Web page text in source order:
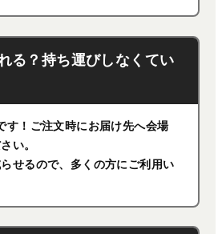
る？持ち運びしなくてい
す！ご注文時にお届け先へ会場
い。
せるので、多くの方にご利用い